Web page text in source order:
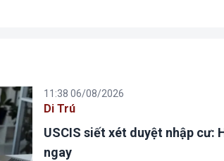
11:38 06/08/2026
Di Trú
USCIS siết xét duyệt nhập cư:
ngay